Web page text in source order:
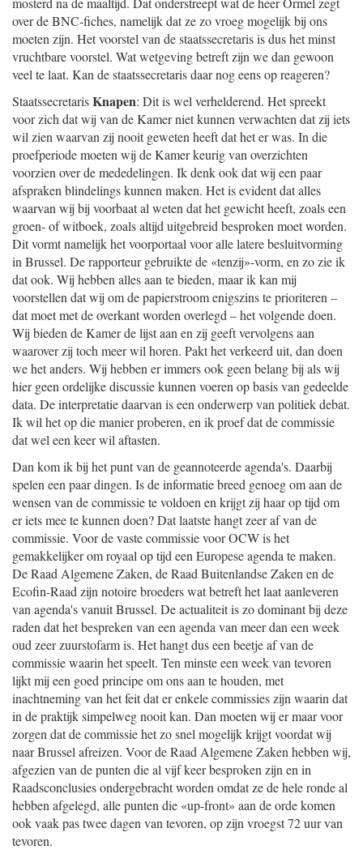
over de BNC-fiches, namelijk dat ze zo vroeg mogelijk bij ons
moeten zijn. Het voorstel van de staatssecretaris is dus het minst
vruchtbare voorstel. Wat wetgeving betreft zijn we dan gewoon
veel te laat. Kan de staatssecretaris daar nog eens op reageren?
StaatssecretarisKnapen: Dit is wel verhelderend. Het spreekt
voor zich dat wij van de Kamer niet kunnen verwachten dat zij iets
wil zien waarvan zij nooit geweten heeft dat het er was. In die
proefperiode moeten wij de Kamer keurig van overzichten
voorzien over de mededelingen. Ik denk ook dat wij een paar
afspraken blindelings kunnen maken. Het is evident dat alles
waarvan wij bij voorbaat al weten dat het gewicht heeft, zoals een
groen- of witboek, zoals altijd uitgebreid besproken moet worden.
Dit vormt namelijk het voorportaal voor alle latere besluitvorming
in Brussel. De rapporteur gebruikte de «tenzij»-vorm, en zo zie ik
dat ook. Wij hebben alles aan te bieden, maar ik kan mij
voorstellen dat wij om de papierstroom enigszins te prioriteren –
dat moet met de overkant worden overlegd – het volgende doen.
Wij bieden de Kamer de lijst aan en zij geeft vervolgens aan
waarover zij toch meer wil horen. Pakt het verkeerd uit, dan doen
we het anders. Wij hebben er immers ook geen belang bij als wij
hier geen ordelijke discussie kunnen voeren op basis van gedeelde
data. De interpretatie daarvan is een onderwerp van politiek debat.
Ik wil het op die manier proberen, en ik proef dat de commissie
dat wel een keer wil aftasten.
Dan kom ik bij het punt van de geannoteerde agenda's. Daarbij
spelen een paar dingen. Is de informatie breed genoeg om aan de
wensen van de commissie te voldoen en krijgt zij haar op tijd om
er iets mee te kunnen doen? Dat laatste hangt zeer af van de
commissie. Voor de vaste commissie voor OCW is het
gemakkelijker om royaal op tijd een Europese agenda te maken.
De Raad Algemene Zaken, de Raad Buitenlandse Zaken en de
Ecofin-Raad zijn notoire broeders wat betreft het laat aanleveren
van agenda's vanuit Brussel. De actualiteit is zo dominant bij deze
raden dat het bespreken van een agenda van meer dan een week
oud zeer zuurstofarm is. Het hangt dus een beetje af van de
commissie waarin het speelt. Ten minste een week van tevoren
lijkt mij een goed principe om ons aan te houden, met
inachtneming van het feit dat er enkele commissies zijn waarin dat
in de praktijk simpelweg nooit kan. Dan moeten wij er maar voor
zorgen dat de commissie het zo snel mogelijk krijgt voordat wij
naar Brussel afreizen. Voor de Raad Algemene Zaken hebben wij,
afgezien van de punten die al vijf keer besproken zijn en in
Raadsconclusies ondergebracht worden omdat ze de hele ronde al
hebben afgelegd, alle punten die «up-front» aan de orde komen
ook vaak pas twee dagen van tevoren, op zijn vroegst 72 uur van
tevoren.